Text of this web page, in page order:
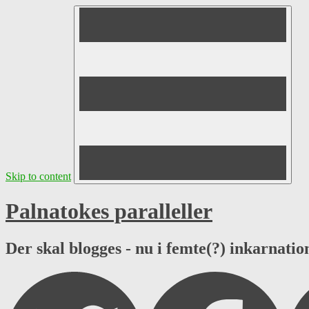
Skip to content
Palnatokes paralleller
Der skal blogges - nu i femte(?)